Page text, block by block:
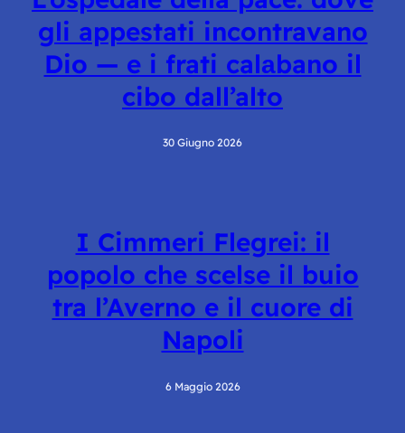
gli appestati incontravano
Dio — e i frati calаbano il
cibo dall’alto
30 Giugno 2026
I Cimmeri Flegrei: il
popolo che scelse il buio
tra l’Averno e il cuore di
Napoli
6 Maggio 2026